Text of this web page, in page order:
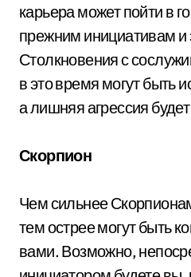
карьера может пойти в
прежним инициативам
Столкновения с
в это время могут быть
а лишняя агрессия
Скорпион
Чем сильнее
тем острее могут быть
вами. Возможно,